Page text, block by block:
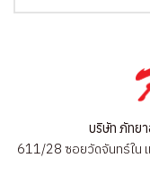
฿890.00.฿
บริษัท ภัทย
611/28 ซอยวัดจันทร์ใน